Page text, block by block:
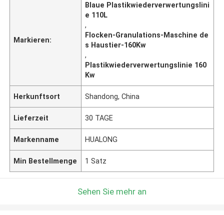
Markieren:
Blaue Plastikwiederverwertungslini
e 110L
,
Flocken-Granulations-Maschine de
s Haustier-160Kw
,
Plastikwiederverwertungslinie 160
Kw
Herkunftsort Shandong, China
Lieferzeit 30 TAGE
Markenname HUALONG
Min Bestellmenge 1 Satz
Sehen Sie mehr an